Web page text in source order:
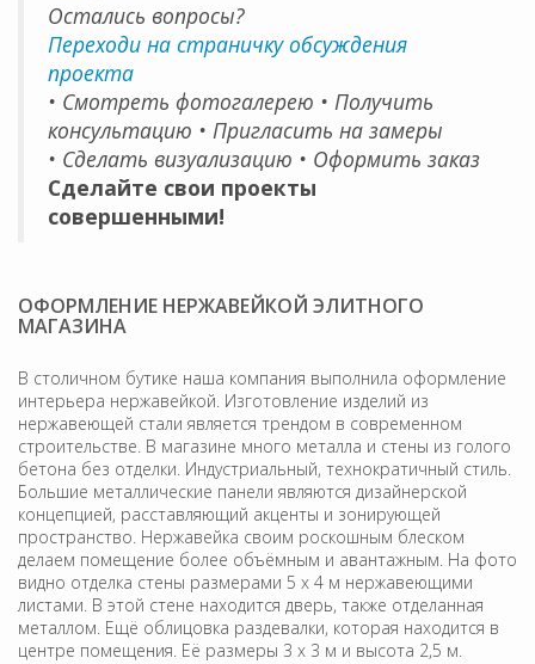
Остались вопросы?
Переходи на страничку обсуждения
проекта
• Смотреть фотогалерею • Получить
консультацию • Пригласить на замеры
• Сделать визуализацию • Оформить заказ
Сделайте свои проекты
совершенными!
ОФОРМЛЕНИЕ НЕРЖАВЕЙКОЙ ЭЛИТНОГО
МАГАЗИНА
В столичном бутике наша компания выполнила оформление
интерьера нержавейкой. Изготовление изделий из
нержавеющей стали является трендом в современном
строительстве. В магазине много металла и стены из голого
бетона без отделки. Индустриальный, технократичный стиль.
Большие металлические панели являются дизайнерской
концепцией, расставляющий акценты и зонирующей
пространство. Нержавейка своим роскошным блеском
делаем помещение более объёмным и авантажным. На фото
видно отделка стены размерами 5 х 4 м нержавеющими
листами. В этой стене находится дверь, также отделанная
металлом. Ещё облицовка раздевалки, которая находится в
центре помещения. Её размеры 3 х 3 м и высота 2,5 м.